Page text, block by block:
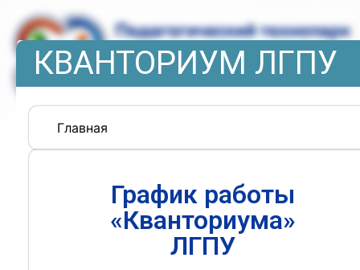
КВАНТОРИУМ ЛГПУ
Главная
График работы
«Кванториума»
ЛГПУ